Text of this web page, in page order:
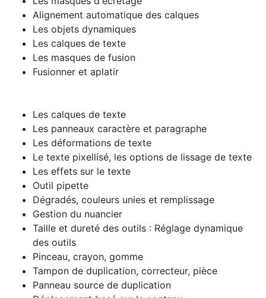
Alignement automatique des calques
Les objets dynamiques
Les calques de texte
Les masques de fusion
Fusionner et aplatir
Les calques de texte
Les panneaux caractère et paragraphe
Les déformations de texte
Le texte pixellisé, les options de lissage de texte
Les effets sur le texte
Outil pipette
Dégradés, couleurs unies et remplissage
Gestion du nuancier
Taille et dureté des outils : Réglage dynamique
des outils
Pinceau, crayon, gomme
Tampon de duplication, correcteur, pièce
Panneau source de duplication